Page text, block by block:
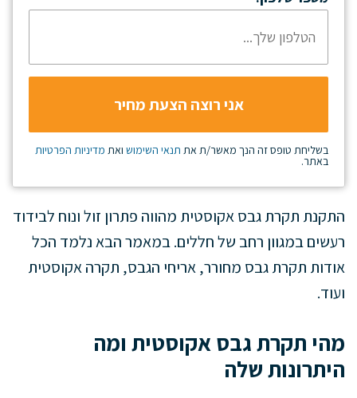
בשליחת טופס זה הנך מאשר/ת את תנאי השימוש ואת מדיניות הפרטיות
באתר.
התקנת תקרת גבס אקוסטית מהווה פתרון זול ונוח לבידוד
רעשים במגוון רחב של חללים. במאמר הבא נלמד הכל
אודות תקרת גבס מחורר, אריחי הגבס, תקרה אקוסטית
ועוד.
מהי תקרת גבס אקוסטית ומה
היתרונות שלה